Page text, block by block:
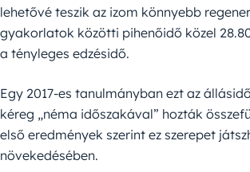
lehetővé teszik az izom könnyebb
gyakorlatok közötti pihenőidő közel
a tényleges edzésidő.
Egy 2017-es tanulmányban ezt az
kéreg „néma időszakával” hozták
első eredmények szerint ez szerepet
növekedésében.